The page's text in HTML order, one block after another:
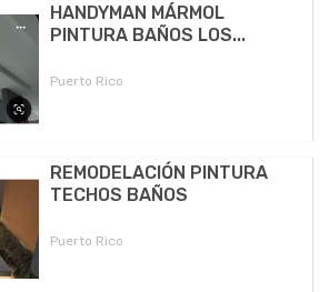
HANDYMAN MÁRMOL
PINTURA BAÑOS LOS...
Puerto Rico
REMODELACIÓN PINTURA
TECHOS BAÑOS
Puerto Rico